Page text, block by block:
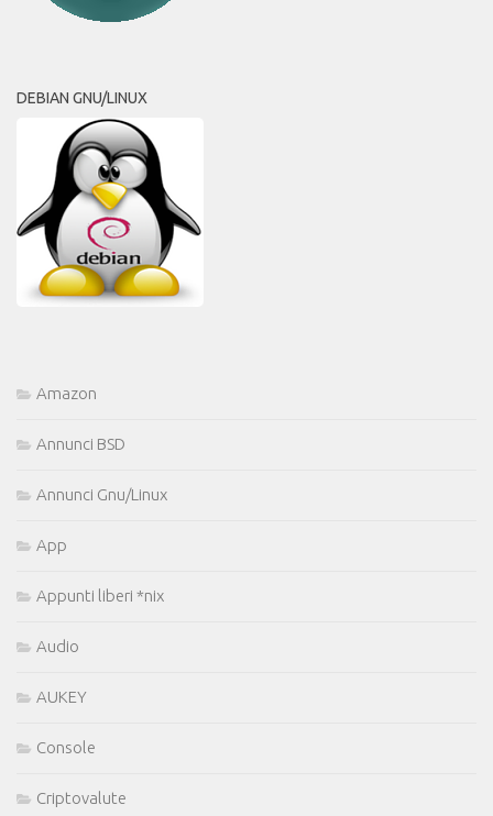
DEBIAN GNU/LINUX
Amazon
Annunci BSD
Annunci Gnu/Linux
App
Appunti liberi *nix
Audio
AUKEY
Console
Criptovalute